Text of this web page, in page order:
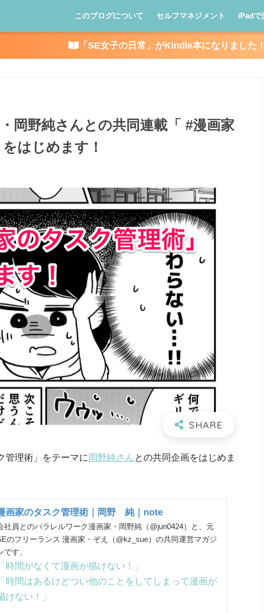
このブログについて セルフマネジメント iPadで
「SE女子の日常」がKindle本になりました！
岡野純さんとの共同連載「 #漫画家
はじめます！
管理術」をテーマに 岡野純さん との共同企画をはじめま
画家のタスク管理術｜岡野 純｜note
社員とのパラレルワーク漫画家・岡野純（@jun0424）と、元
のフリーランス 漫画家・ぞえ（@kz_sue）の共同運営マガジ
です。
「時間がなくて漫画が描けない！」
「時間はあるけどつい他のことをしてしまって漫画が
けない！」